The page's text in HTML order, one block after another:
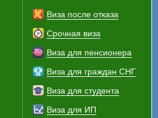
Виза после отказа
Срочная виза
Виза для пенсионера
Виза для граждан СНГ
Виза для студента
Виза для ИП